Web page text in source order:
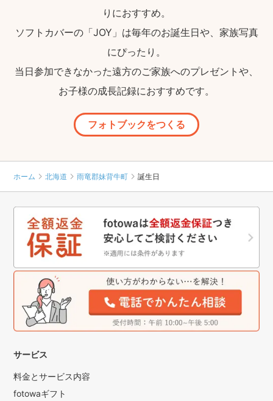
りにおすすめ。
ソフトカバーの「JOY」は毎年のお誕生日や、家族写真
にぴったり。
当日参加できなかった遠方のご家族へのプレゼントや、
お子様の成長記録におすすめです。
フォトブックをつくる
ホーム 北海道 雨竜郡妹背牛町 誕生日
サービス
料金とサービス内容
fotowaギフト